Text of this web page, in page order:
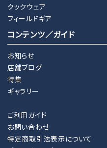
クックウェア
フィールドギア
コンテンツ／ガイド
お知らせ
店舗ブログ
特集
ギャラリー
ご利用ガイド
お問い合わせ
特定商取引法表示について